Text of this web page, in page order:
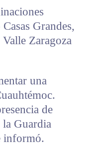
Grandes,
Zaragoza
una
de
la Guardia
informó.